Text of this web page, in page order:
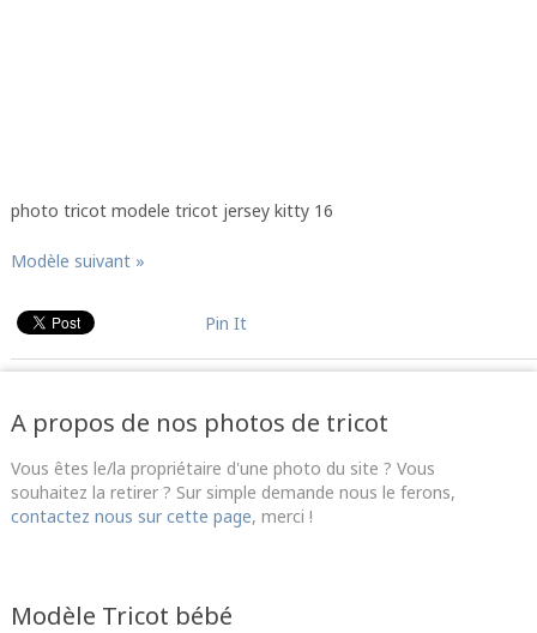
photo tricot modele tricot jersey kitty 16
Modèle suivant »
Pin It
A propos de nos photos de tricot
Vous êtes le/la propriétaire d'une photo du site ? Vous
souhaitez la retirer ? Sur simple demande nous le ferons,
contactez nous sur cette page, merci !
Modèle Tricot bébé